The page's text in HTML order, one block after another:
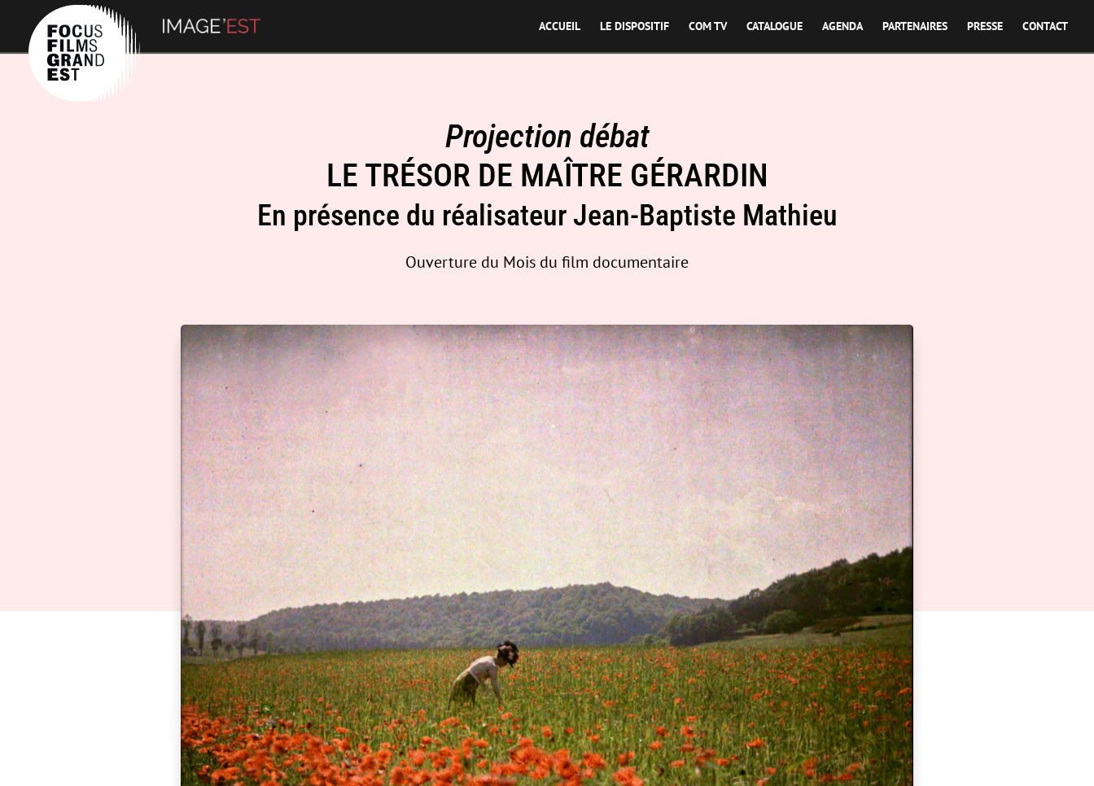
ACCUEIL LE DISPOSITIF COM TV CATALOGUE AGENDA PARTENAIRES PRESSE CONTACT
Projection débat
LE TRÉSOR DE MAÎTRE GÉRARDIN
En présence du réalisateur Jean-Baptiste Mathieu
Ouverture du Mois du film documentaire